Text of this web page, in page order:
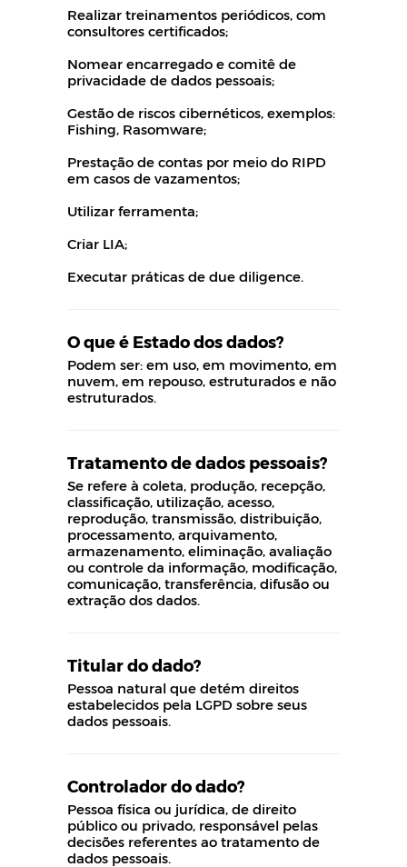
Realizar treinamentos periódicos, com
consultores certificados;
Nomear encarregado e comitê de
privacidade de dados pessoais;
Gestão de riscos cibernéticos, exemplos:
Fishing, Rasomware;
Prestação de contas por meio do RIPD
em casos de vazamentos;
Utilizar ferramenta;
Criar LIA;
Executar práticas de due diligence.
O que é Estado dos dados?
Podem ser: em uso, em movimento, em
nuvem, em repouso, estruturados e não
estruturados.
Tratamento de dados pessoais?
Se refere à coleta, produção, recepção,
classificação, utilização, acesso,
reprodução, transmissão, distribuição,
processamento, arquivamento,
armazenamento, eliminação, avaliação
ou controle da informação, modificação,
comunicação, transferência, difusão ou
extração dos dados.
Titular do dado?
Pessoa natural que detém direitos
estabelecidos pela LGPD sobre seus
dados pessoais.
Controlador do dado?
Pessoa física ou jurídica, de direito
público ou privado, responsável pelas
decisões referentes ao tratamento de
dados pessoais.